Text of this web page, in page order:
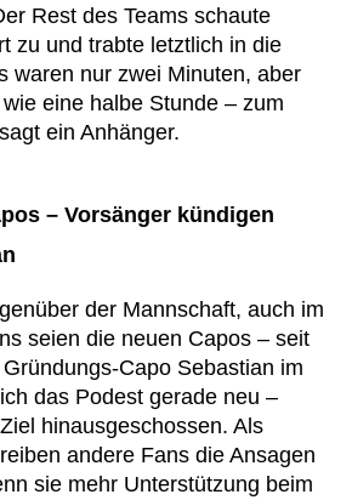
Rest des Teams schaute
zu und trabte letztlich in die
waren nur zwei Minuten, aber
eine halbe Stunde – zum
ein Anhänger.
– Vorsänger kündigen
der Mannschaft, auch im
seien die neuen Capos – seit
Capo Sebastian im
das Podest gerade neu –
hinausgeschossen. Als
andere Fans die Ansagen
sie mehr Unterstützung beim